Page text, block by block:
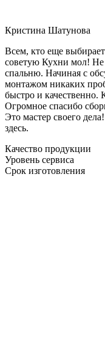
Кристина Шатунова
Всем, кто еще
советую Кухни мол! Не
спальню. Начиная с
монтажом никаких
быстро и качественно.
Огромное спасибо
Это мастер своего
здесь.
Качество продукции
Уровень сервиса
Срок изготовления